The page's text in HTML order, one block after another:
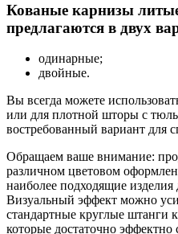
Кованые карнизы
предлагаются в двух
одинарные;
двойные.
Вы всегда можете
или для плотной шторы с
востребованный вариант для
Обращаем ваше внимание:
различном цветовом
наиболее подходящие изделия
Визуальный эффект можно
стандартные круглые штанги
которые достаточно